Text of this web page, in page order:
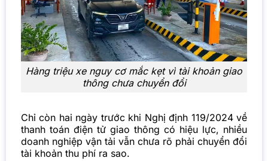
Hàng triệu xe nguy cơ mắc kẹt vì tài khoản giao
thông chưa chuyển đổi
Chỉ còn hai ngày trước khi Nghị định 119/2024 về
thanh toán điện tử giao thông có hiệu lực, nhiều
doanh nghiệp vận tải vẫn chưa rõ phải chuyển đổi
tài khoản thu phí ra sao.